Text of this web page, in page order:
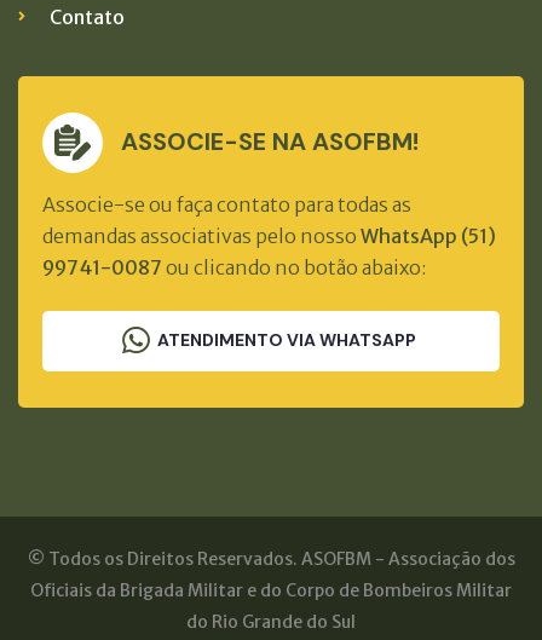
Contato
ASSOCIE-SE NA ASOFBM!
Associe-se ou faça contato para todas as
demandas associativas pelo nosso WhatsApp (51)
99741-0087 ou clicando no botão abaixo:
ATENDIMENTO VIA WHATSAPP
© Todos os Direitos Reservados. ASOFBM - Associação dos
Oficiais da Brigada Militar e do Corpo de Bombeiros Militar
do Rio Grande do Sul